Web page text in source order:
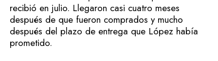
recibió en julio. Llegaron casi cuatro meses
después de que fueron comprados y mucho
después del plazo de entrega que López había
prometido.